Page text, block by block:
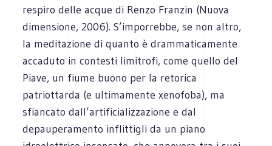
respiro delle acque di Renzo Franzin (Nuova
dimensione, 2006). S’imporrebbe, se non altro,
la meditazione di quanto è drammaticamente
accaduto in contesti limitrofi, come quello del
Piave, un fiume buono per la retorica
patriottarda (e ultimamente xenofoba), ma
sfiancato dall’artificializzazione e dal
depauperamento inflittigli da un piano